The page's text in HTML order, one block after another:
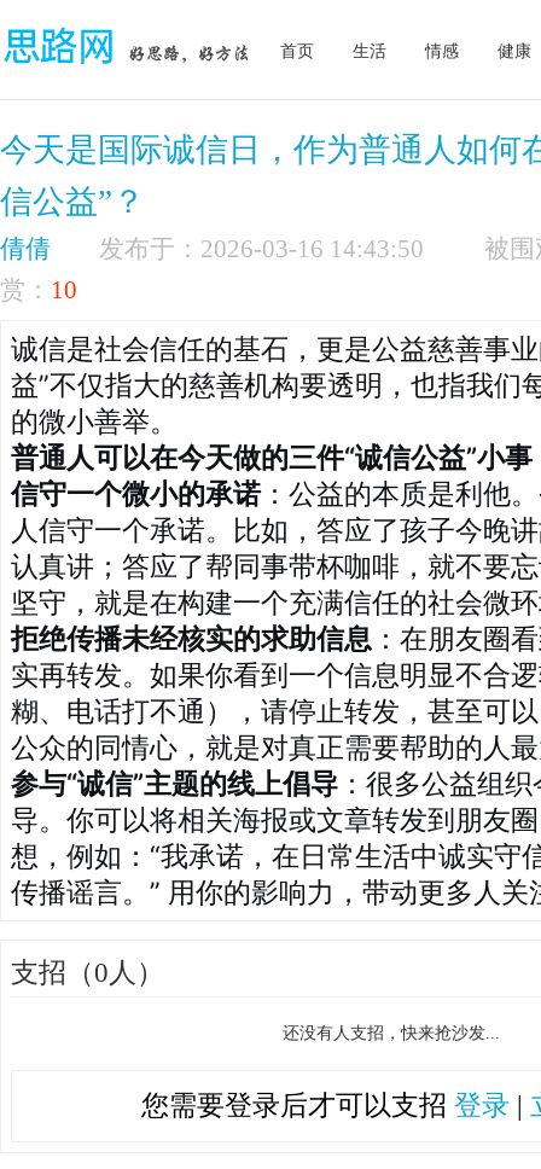
首页 生活 情感 健康
今天是国际诚信日，作为普通人如何
信公益”？
倩倩 发布于：2026-03-16 14:43:50
赏： 10
诚信是社会信任的基石，更是公益慈善事
益”不仅指大的慈善机构要透明，也指我们
的微小善举。
普通人可以在今天做的三件“诚信公益”小事
信守一个微小的承诺：公益的本质是利他
人信守一个承诺。比如，答应了孩子今晚
认真讲；答应了帮同事带杯咖啡，就不要
坚守，就是在构建一个充满信任的社会微
拒绝传播未经核实的求助信息 ：在朋友圈
实再转发。如果你看到一个信息明显不合
糊、电话打不通），请停止转发，甚至可
公众的同情心，就是对真正需要帮助的人
参与“诚信”主题的线上倡导 ：很多公益组
导。你可以将相关海报或文章转发到朋友
想，例如：“我承诺，在日常生活中诚实守
传播谣言。” 用你的影响力，带动更多人关
支招（0人）
还没有人支招，快来抢沙发...
您需要登录后才可以支招 登录 |